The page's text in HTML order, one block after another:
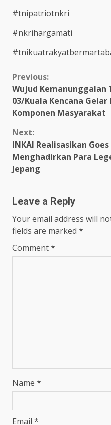
#tnipatriotnkri
#nkrihargamati
Continue
Reading
Previous:
Wujud Kemanunggalan
03/Kuala Kencana Gelar
Komponen Masyarakat
Next:
INKAI Realisasikan
Menghadirkan Para
Jepang
Leave a Reply
Your email address will
fields are marked *
Comment*
Name *
Email *